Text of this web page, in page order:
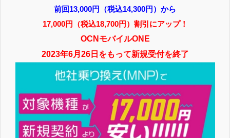
前回13,000円（税込14,300円）から
17,000円（税込18,700円）割引にアップ！
OCNモバイルONE
2023年6月26日をもって新規受付を終了